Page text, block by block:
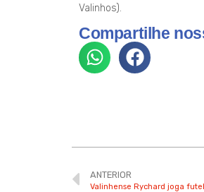
Valinhos).
Compartilhe
ANTERIOR
Valinhense Rychard joga